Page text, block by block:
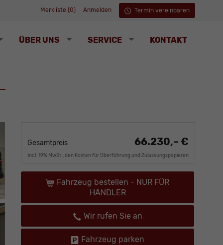
Merkliste (0) Anmelden Termin vereinbaren
ÜBER UNS SERVICE KONTAKT
Gesamtpreis 66.230,– €
incl. 19% MwSt., den Kosten für Überführung und Zulassungspapieren
Fahrzeug bestellen - NUR FÜR
HÄNDLER
Wir rufen Sie an
Fahrzeug parken